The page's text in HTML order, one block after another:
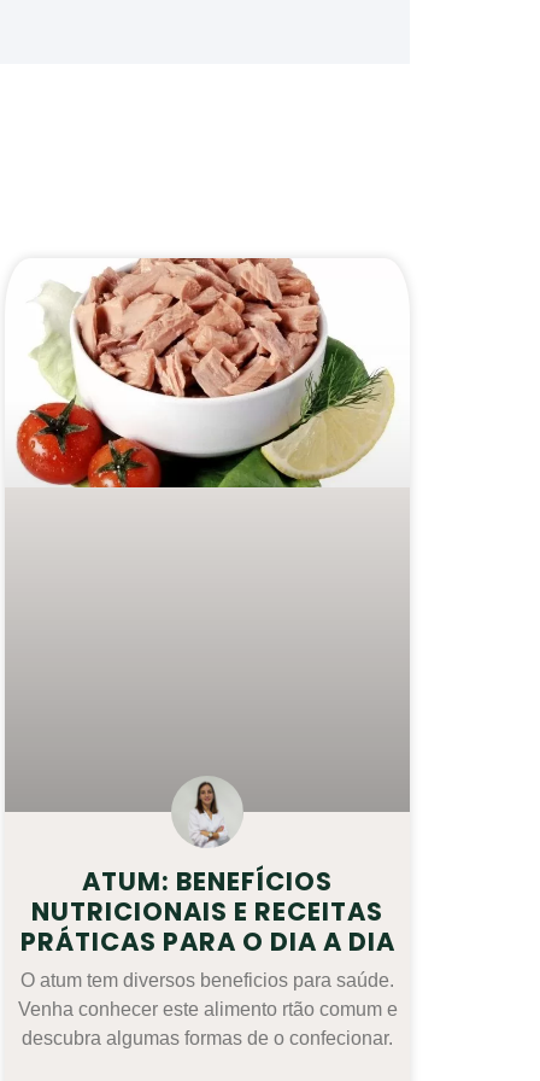
ATUM: BENEFÍCIOS
NUTRICIONAIS E RECEITAS
PRÁTICAS PARA O DIA A DIA
O atum tem diversos beneficios para saúde.
Venha conhecer este alimento rtão comum e
descubra algumas formas de o confecionar.